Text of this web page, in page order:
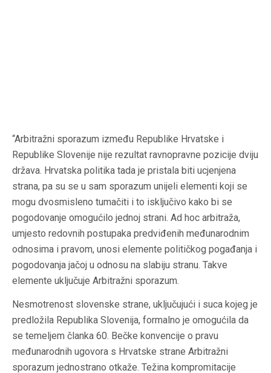
“Arbitražni sporazum između Republike Hrvatske i
Republike Slovenije nije rezultat ravnopravne pozicije dviju
država. Hrvatska politika tada je pristala biti ucjenjena
strana, pa su se u sam sporazum unijeli elementi koji se
mogu dvosmisleno tumačiti i to isključivo kako bi se
pogodovanje omogućilo jednoj strani. Ad hoc arbitraža,
umjesto redovnih postupaka predviđenih međunarodnim
odnosima i pravom, unosi elemente političkog pogađanja i
pogodovanja jačoj u odnosu na slabiju stranu. Takve
elemente uključuje Arbitražni sporazum.
Nesmotrenost slovenske strane, uključujući i suca kojeg je
predložila Republika Slovenija, formalno je omogućila da
se temeljem članka 60. Bečke konvencije o pravu
međunarodnih ugovora s Hrvatske strane Arbitražni
sporazum jednostrano otkaže. Težina kompromitacije